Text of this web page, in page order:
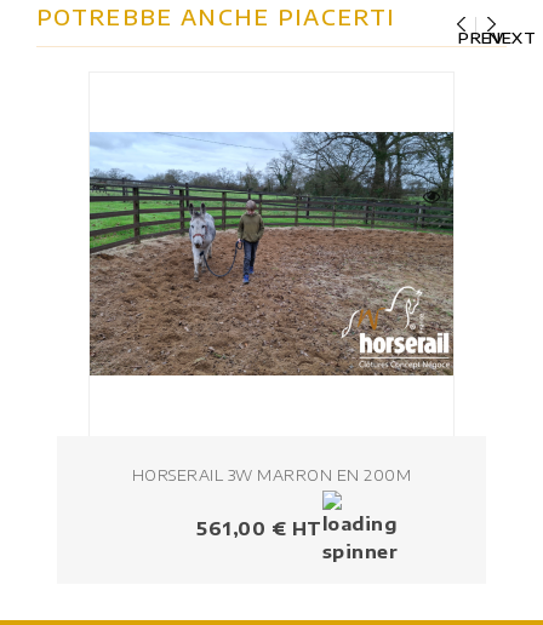
POTREBBE ANCHE PIACERTI
PREVNEXT
HORSERAIL 3W MARRON EN 200M
561,00 € HT